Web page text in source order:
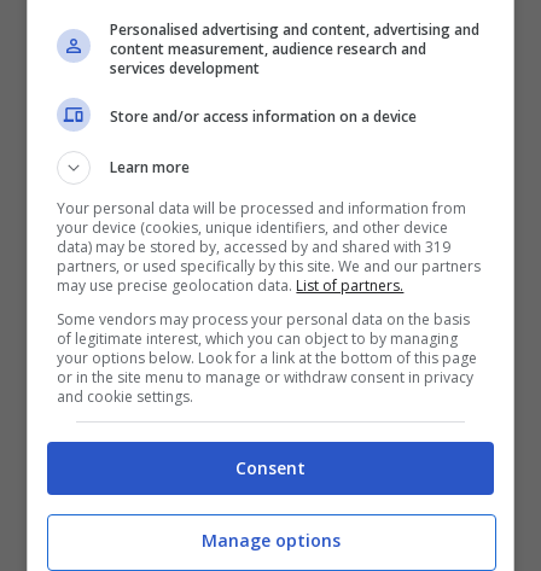
reato e importo della multa. In realtà il
Codice della Strada fa una
puntualizzazione importante.
Una mano sul volante? Ti becchi una multa da 1.097 euro
(Viagginews.com)
Personalised advertising and content, advertising and
content measurement, audience research and
services development
Store and/or access information on a device
Learn more
Your personal data will be processed and information from
your device (cookies, unique identifiers, and other device
data) may be stored by, accessed by and shared with 319
partners, or used specifically by this site. We and our partners
may use precise geolocation data. List of partners.
Some vendors may process your personal data on the basis
of legitimate interest, which you can object to by managing
your options below. Look for a link at the bottom of this page
or in the site menu to manage or withdraw consent in privacy
and cookie settings.
Consent
Manage options